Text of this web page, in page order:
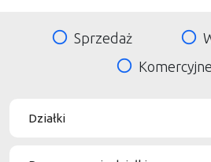
Sprzedaż
Komercyjne